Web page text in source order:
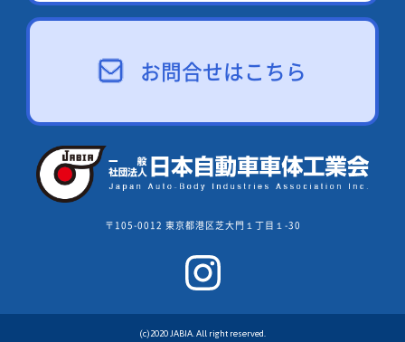
お問合せはこちら
〒105-0012 東京都港区芝大門１丁目１-30
(c)2020 JABIA. All right reserved.